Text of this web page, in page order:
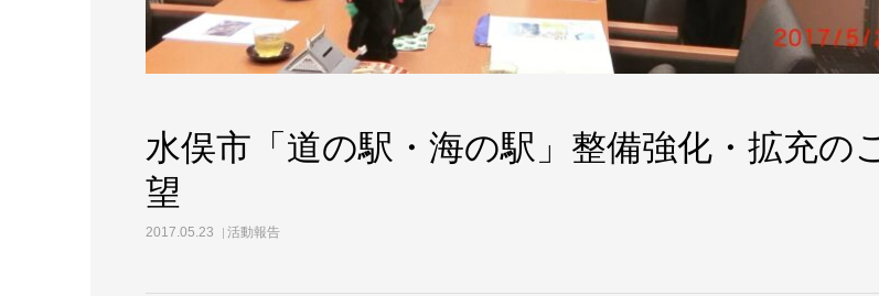
水俣市「道の駅・海の駅」整備強化・拡充の
望
2017.05.23 活動報告